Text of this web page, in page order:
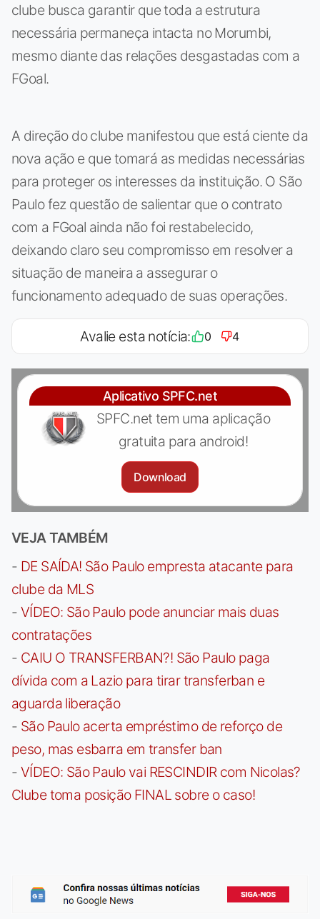
clube busca garantir que toda a estrutura
necessária permaneça intacta no Morumbi,
mesmo diante das relações desgastadas com a
FGoal.
A direção do clube manifestou que está ciente da
nova ação e que tomará as medidas necessárias
para proteger os interesses da instituição. O São
Paulo fez questão de salientar que o contrato
com a FGoal ainda não foi restabelecido,
deixando claro seu compromisso em resolver a
situação de maneira a assegurar o
funcionamento adequado de suas operações.
Avalie esta notícia: 0 4
Aplicativo SPFC.net
SPFC.net tem uma aplicação
gratuita para android!
Download
VEJA TAMBÉM
- DE SAÍDA! São Paulo empresta atacante para
clube da MLS
- VÍDEO: São Paulo pode anunciar mais duas
contratações
- CAIU O TRANSFERBAN?! São Paulo paga
dívida com a Lazio para tirar transferban e
aguarda liberação
- São Paulo acerta empréstimo de reforço de
peso, mas esbarra em transfer ban
- VÍDEO: São Paulo vai RESCINDIR com Nicolas?
Clube toma posição FINAL sobre o caso!